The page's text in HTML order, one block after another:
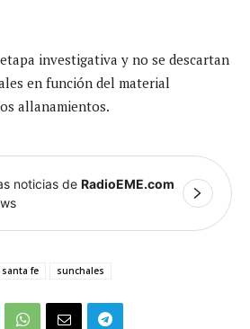
investigativa y no se descartan
en función del material
allanamientos.
noticias de RadioEME.com
santa fe sunchales